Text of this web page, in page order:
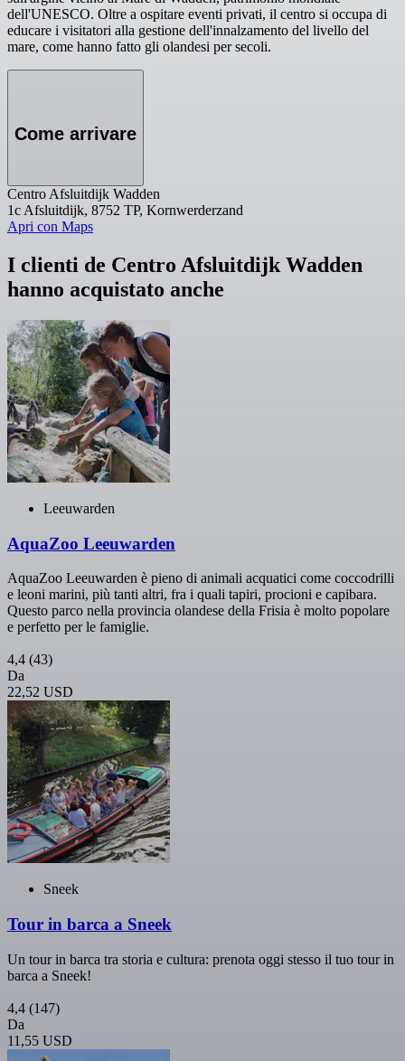
dell'UNESCO. Oltre a ospitare eventi privati, il centro si occupa di
educare i visitatori alla gestione dell'innalzamento del livello del
mare, come hanno fatto gli olandesi per secoli.
Come arrivare
Centro Afsluitdijk Wadden
1c Afsluitdijk, 8752 TP, Kornwerderzand
Apri con Maps
I clienti de Centro Afsluitdijk Wadden
hanno acquistato anche
Leeuwarden
AquaZoo Leeuwarden
AquaZoo Leeuwarden è pieno di animali acquatici come coccodrilli
e leoni marini, più tanti altri, fra i quali tapiri, procioni e capibara.
Questo parco nella provincia olandese della Frisia è molto popolare
e perfetto per le famiglie.
4,4 (43)
Da
22,52 USD
Sneek
Tour in barca a Sneek
Un tour in barca tra storia e cultura: prenota oggi stesso il tuo tour in
barca a Sneek!
4,4 (147)
Da
11,55 USD